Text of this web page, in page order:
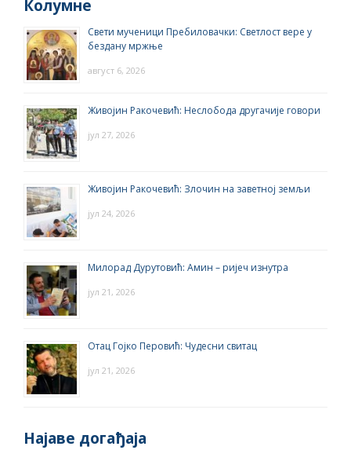
Колумне
Свети мученици Пребиловачки: Светлост вере у
бездану мржње
август 6, 2026
Живојин Ракочевић: Неслобода другачије говори
јул 27, 2026
Живојин Ракочевић: Злочин на заветној земљи
јул 24, 2026
Милорад Дурутовић: Амин – ријеч изнутра
јул 21, 2026
Отац Гојко Перовић: Чудесни свитац
јул 21, 2026
Најаве догађаја